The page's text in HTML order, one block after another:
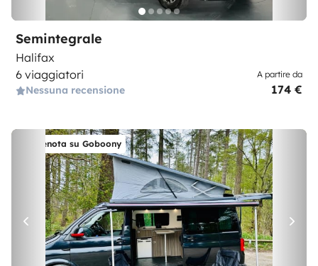
Semintegrale
Halifax
6 viaggiatori
Nessuna recensione
A partire da
174 €
Prenota su Goboony